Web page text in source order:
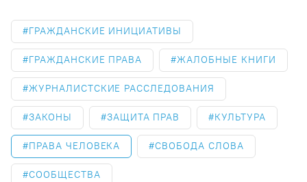
ГРАЖДАНСКИЕ ИНИЦИАТИВЫ
ГРАЖДАНСКИЕ ПРАВА ЖАЛОБНЫЕ КНИГИ
ЖУРНАЛИСТСКИЕ РАССЛЕДОВАНИЯ
ЗАКОНЫ ЗАЩИТА ПРАВ КУЛЬТУРА
ПРАВА ЧЕЛОВЕКА СВОБОДА СЛОВА
СООБЩЕСТВА